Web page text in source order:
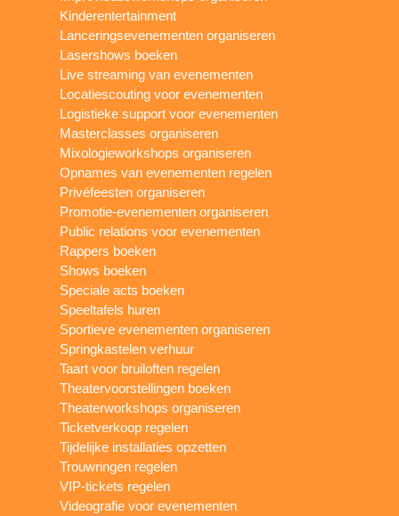
Kinderentertainment
Lanceringsevenementen organiseren
Lasershows boeken
Live streaming van evenementen
Locatiescouting voor evenementen
Logistieke support voor evenementen
Masterclasses organiseren
Mixologieworkshops organiseren
Opnames van evenementen regelen
Privéfeesten organiseren
Promotie-evenementen organiseren
Public relations voor evenementen
Rappers boeken
Shows boeken
Speciale acts boeken
Speeltafels huren
Sportieve evenementen organiseren
Springkastelen verhuur
Taart voor bruiloften regelen
Theatervoorstellingen boeken
Theaterworkshops organiseren
Ticketverkoop regelen
Tijdelijke installaties opzetten
Trouwringen regelen
VIP-tickets regelen
Videografie voor evenementen